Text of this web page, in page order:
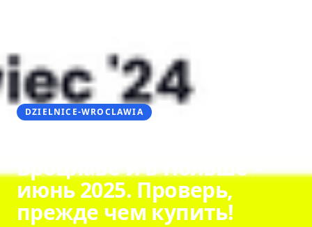
DZIELNICE-WROCLAWIA 2 мин чтения
Вроцлаве и в Польше –
июнь 2025. Проверь,
прежде чем купить!